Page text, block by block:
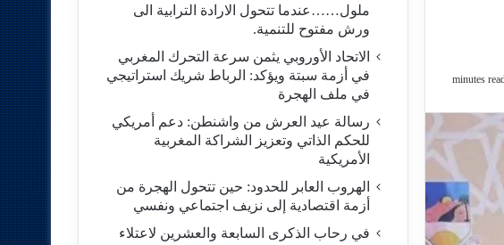
ملول……عندما تتحول الارادة الترابية الى
ورش مفتوح للتنمية.
الاتحاد الأوروبي يثمن سرعة التحرك المغربي
في أزمة سبتة ويؤكد: الرباط شريك استراتيجي
في ملف الهجرة
رسالة عيد العرش من واشنطن: دعم أمريكي
للحكم الذاتي وتعزيز الشراكة المغربية
الأمريكية
​الهروب العابر للحدود: حين تتحول الهجرة من
أزمة اقتصادية إلى نزيف اجتماعي ونفسي
في رحاب الذكرى السابعة والعشرين لاعتلاء